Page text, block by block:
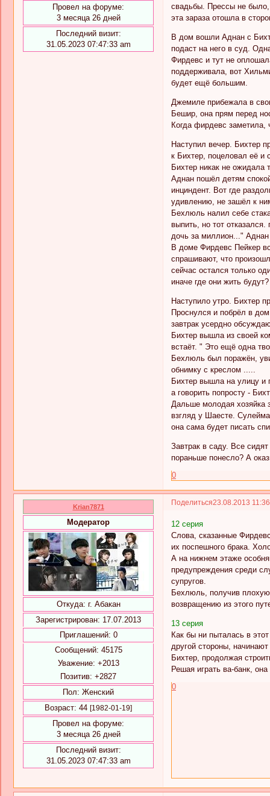
Провел на форуме:
3 месяца 26 дней
Последний визит:
31.05.2023 07:47:33 am
свадьбы. Прессы не было,
эта зараза отошла в
В дом вошли Аднан с
подаст на него в суд.
Фирдевс и тут не
поддерживала, вот
будет ещё большим.
Джемиле прибежала в
Бешир, она прям перед
Когда фирдевс заметила,
Наступил вечер. Бихтер
к Бихтер, поцеловал её и
Бихтер никак не ожидала
Аднан пошёл детям
инциндент. Вот где
удивлению, не зашёл к
Бехлюль налил себе
выпить, но тот
дочь за миллион..."
В доме Фирдевс Пейкер
спрашивают, что
сейчас остался только
иначе где они жить
Наступило утро. Бихтер
Проснулся и побрёл в
завтрак усердно
Бихтер вышла из своей
встаёт. " Это ещё одна
Бехлюль был поражён,
обнимку с креслом .....
Бихтер вышла на улицу и
а говорить попросту -
Дальше молодая хозяйка
взгляд у Шаесте.
она сама будет писать
Завтрак в саду. Все
пораньше понесло? А
0
Поделиться23.08.2013
Krian7871
Модератор
Откуда: г. Абакан
Зарегистрирован: 17.07.2013
Приглашений: 0
Сообщений: 45175
Уважение: +2013
Позитив: +2827
Пол: Женский
Возраст: 44 [1982-01-19]
Провел на форуме:
3 месяца 26 дней
Последний визит:
31.05.2023 07:47:33 am
12 серия
Слова, сказанные
их поспешного брака.
А на нижнем этаже
предупреждения среди
супругов.
Бехлюль, получив
возвращению из этого
13 серия
Как бы ни пыталась в
другой стороны,
Бихтер, продолжая
Решая играть ва-банк,
0